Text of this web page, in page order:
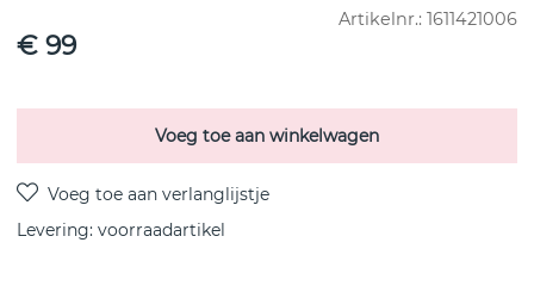
Artikelnr.: 1611421006
€ 99
Voeg toe aan winkelwagen
Levering: voorraadartikel